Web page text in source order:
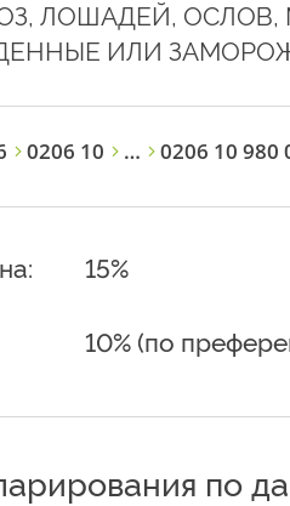
ЛОШАДЕЙ,
ИЛИ
0206 10 … 0206 10 980
15%
10% (по
по